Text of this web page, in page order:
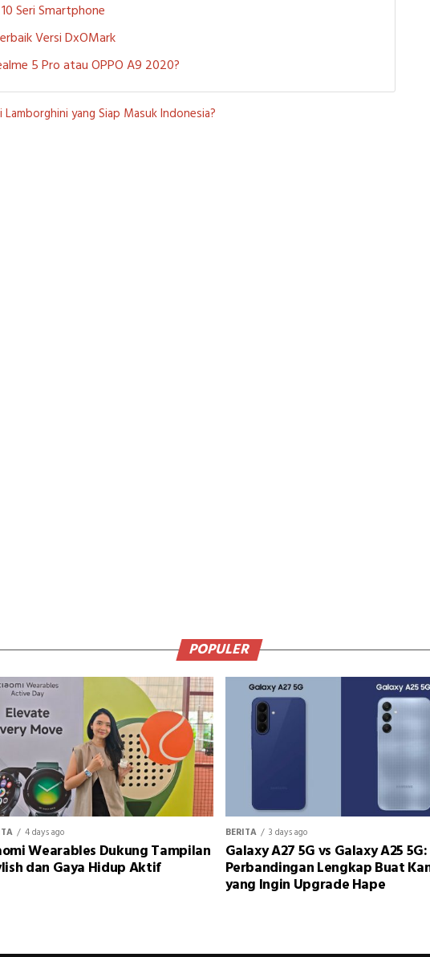
Seri Smartphone
Versi DxOMark
5 Pro atau OPPO A9 2020?
yang Siap Masuk Indonesia?
POPULER
4 days ago
Wearables Dukung Tampilan
dan Gaya Hidup Aktif
BERITA 3 days ago
Galaxy A27 5G vs Galaxy A25 5G:
Perbandingan Lengkap Buat
yang Ingin Upgrade Hape